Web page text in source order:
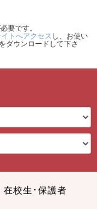
要です。
トへアクセス し、お使い
ダウンロードして下さ
在校生･保護者